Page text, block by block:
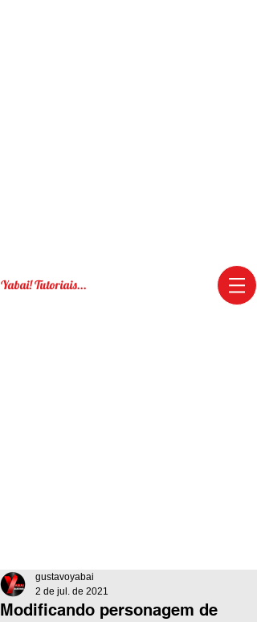
Yabai! Tutoriais...
Modificando personagem de
gustavoyabai
2 de jul. de 2021